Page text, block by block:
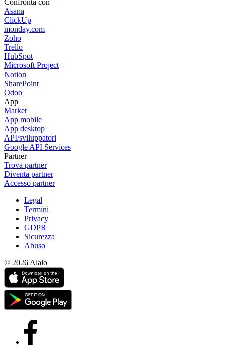
Confronta con
Asana
ClickUp
monday.com
Zoho
Trello
HubSpot
Microsoft Project
Notion
SharePoint
Odoo
App
Market
App mobile
App desktop
API/sviluppatori
Google API Services
Partner
Trova partner
Diventa partner
Accesso partner
Legal
Termini
Privacy
GDPR
Sicurezza
Abuso
© 2026 Alaio